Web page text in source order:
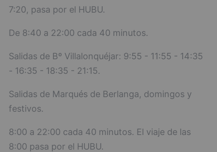
7:20, pasa por el HUBU.
De 8:40 a 22:00 cada 40 minutos.
Salidas de Bº Villalonquéjar: 9:55 - 11:55 - 14:35
- 16:35 - 18:35 - 21:15.
Salidas de Marqués de Berlanga, domingos y
festivos.
8:00 a 22:00 cada 40 minutos. El viaje de las
8:00 pasa por el HUBU.